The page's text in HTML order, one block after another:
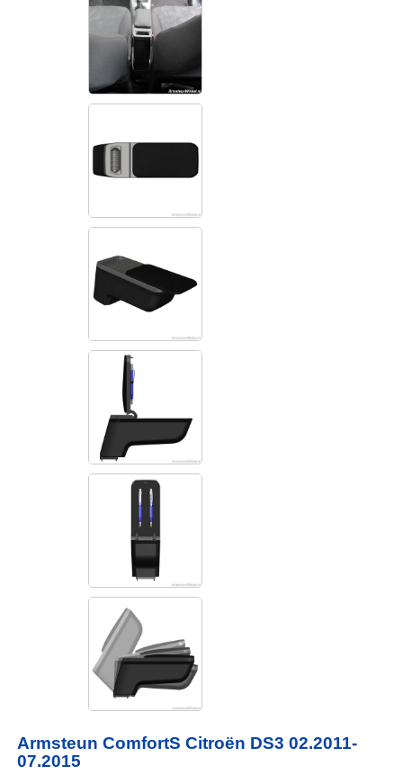
Armsteun ComfortS Citroën DS3 02.2011-
07.2015